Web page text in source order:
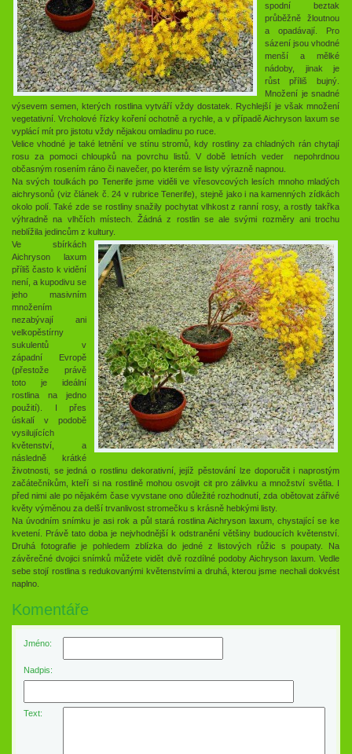
spodní beztak
průběžně žloutnou
a opadávají. Pro
sázení jsou vhodné
menší a mělké
nádoby, jinak je
růst příliš bujný.
Množení je snadné
výsevem semen, kterých rostlina vytváří vždy dostatek. Rychlejší je však množení
vegetativní. Vrcholové řízky koření ochotně a rychle, a v případě Aichryson laxum se
vyplácí mít pro jistotu vždy nějakou omladinu po ruce.
Velice vhodné je také letnění ve stínu stromů, kdy rostliny za chladných rán chytají
rosu za pomoci chloupků na povrchu listů. V době letních veder nepohrdnou
občasným rosením ráno či navečer, po kterém se listy výrazně napnou.
Na svých toulkách po Tenerife jsme viděli ve vřesovcových lesích mnoho mladých
aichrysonů (viz článek č. 24 v rubrice Tenerife), stejně jako i na kamenných zídkách
okolo polí. Také zde se rostliny snažily pochytat vlhkost z ranní rosy, a rostly takřka
výhradně na vlhčích místech. Žádná z rostlin se ale svými rozměry ani trochu
neblížila jedincům z kultury.
Ve sbírkách
Aichryson laxum
příliš často k vidění
není, a kupodivu se
jeho masivním
množením
nezabývají ani
velkopěstírny
sukulentů v
západní Evropě
(přestože právě
toto je ideální
rostlina na jedno
použití). I přes
úskalí v podobě
vysilujících
květenství, a
následně krátké
životnosti, se jedná o rostlinu dekorativní, jejíž pěstování lze doporučit i naprostým
začátečníkům, kteří si na rostlině mohou osvojit cit pro zálivku a množství světla. I
před nimi ale po nějakém čase vyvstane ono důležité rozhodnutí, zda obětovat zářivé
květy výměnou za delší trvanlivost stromečku s krásně hebkými listy.
Na úvodním snímku je asi rok a půl stará rostlina Aichryson laxum, chystající se ke
kvetení. Právě tato doba je nejvhodnější k odstranění většiny budoucích květenství.
Druhá fotografie je pohledem zblízka do jedné z listových růžic s poupaty. Na
závěrečné dvojici snímků můžete vidět dvě rozdílné podoby Aichryson laxum. Vedle
sebe stojí rostlina s redukovanými květenstvími a druhá, kterou jsme nechali dokvést
naplno.
Komentáře
Jméno:
Nadpis:
Text: